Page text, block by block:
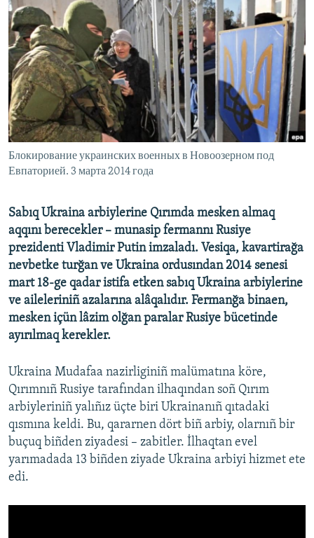
BLOGLAR
FİKİR
Русский
Українською
QOŞULIÑIZ!
Блокирование украинских военных в Новоозерном под
Евпаторией. 3 марта 2014 года
Sabıq Ukraina arbiylerine Qırımda mesken almaq
aqqını berecekler – munasip fermannı Rusiye
prezidenti Vladimir Putin imzaladı. Vesiqa, kavartirağa
nevbetke turğan ve Ukraina ordusından 2014 senesi
mart 18-ge qadar istifa etken sabıq Ukraina arbiylerine
ve aileleriniñ azalarına alâqalıdır. Fermanğa binaen,
mesken içün lâzim olğan paralar Rusiye bücetinde
ayırılmaq kerekler.
Ukraina Mudafaa nazirliginiñ malümatına köre,
Qırımnıñ Rusiye tarafından ilhaqından soñ Qırım
arbiyleriniñ yalıñız üçte biri Ukrainanıñ qıtadaki
qısmına keldi. Bu, qararnen dört biñ arbiy, olarnıñ bir
buçuq biñden ziyadesi – zabitler. İlhaqtan evel
yarımadada 13 biñden ziyade Ukraina arbiyi hizmet ete
edi.